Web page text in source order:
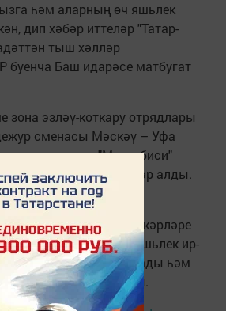
һәм аларның өч яшьлек
дип хәбәр иттеләр "Татар-
тыш хәлләр
Баш идарәсе матбугат
зона эзләү-коткару отрядлары
сменасы Мәскәү – Уфа
чакрымында "Митсубиси"
бетүе турында хәбәр алды.
һәм ярдәм сорый.
министрлыгы хезмәткәрләре
хатын-кызны, 35 яшьлек ир-
чәй белән сыйлады һәм
станциясенә озатты.